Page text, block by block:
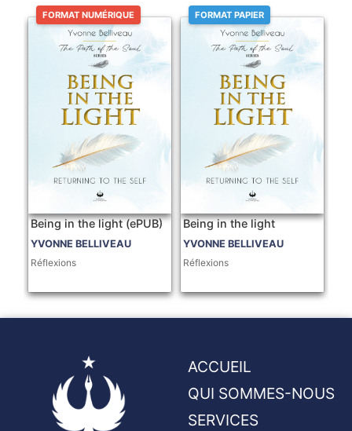
FORMAT NUMÉRIQUE
Being in the light (ePUB)
YVONNE BELLIVEAU
Réflexions
FORMAT PAPIER
Being in the light
YVONNE BELLIVEAU
Réflexions
ACCUEIL
QUI SOMMES-NOUS
SERVICES